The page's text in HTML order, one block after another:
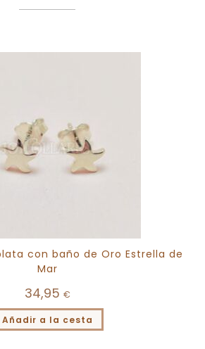
con baño de Oro Estrella de
Mar
34,95 €
Añadir a la cesta